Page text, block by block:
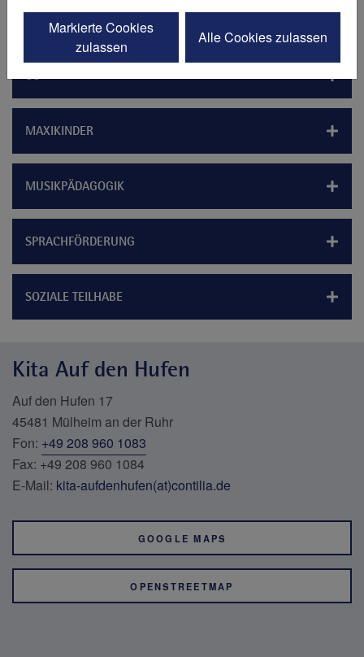
Ü3
MAXIKINDER
MUSIKPÄDAGOGIK
SPRACHFÖRDERUNG
SOZIALE TEILHABE
Kita Auf den Hufen
Auf den Hufen 17
45481 Mülheim an der Ruhr
Fon: +49 208 960 1083
Fax: +49 208 960 1084
E-Mail: kita-aufdenhufen(at)contilia.de
GOOGLE MAPS
OPENSTREETMAP
Markierte Cookies
zulassen
Alle Cookies zulassen